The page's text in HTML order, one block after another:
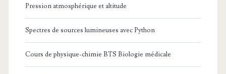
Pression atmosphérique et altitude
Spectres de sources lumineuses avec Python
Cours de physique-chimie BTS Biologie médicale